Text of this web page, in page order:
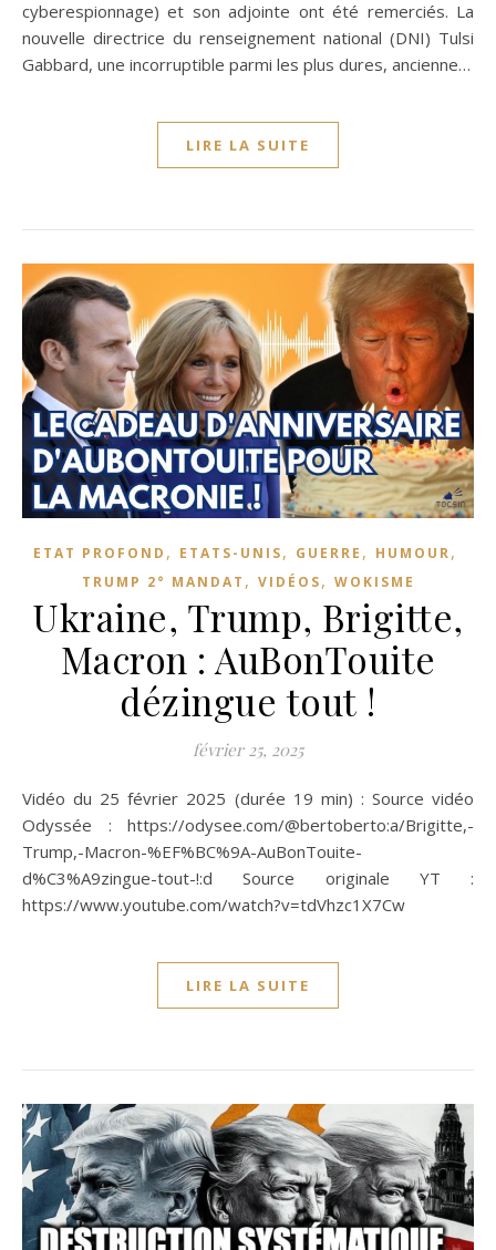
cyberespionnage) et son adjointe ont été remerciés. La
nouvelle directrice du renseignement national (DNI) Tulsi
Gabbard, une incorruptible parmi les plus dures, ancienne…
LIRE LA SUITE
ETAT PROFOND , ETATS-UNIS, GUERRE , HUMOUR,
TRUMP 2° MANDAT , VIDÉOS, WOKISME
Ukraine, Trump, Brigitte,
Macron : AuBonTouite
dézingue tout !
février 25, 2025
Vidéo du 25 février 2025 (durée 19 min) : Source vidéo
Odyssée : https://odysee.com/@bertoberto:a/Brigitte,-
Trump,-Macron-%EF%BC%9A-AuBonTouite-
d%C3%A9zingue-tout-!:d Source originale YT :
https://www.youtube.com/watch?v=tdVhzc1X7Cw
LIRE LA SUITE